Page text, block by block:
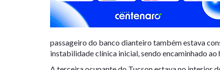
passageiro do banco dianteiro também estava
instabilidade clínica inicial, sendo encaminhado